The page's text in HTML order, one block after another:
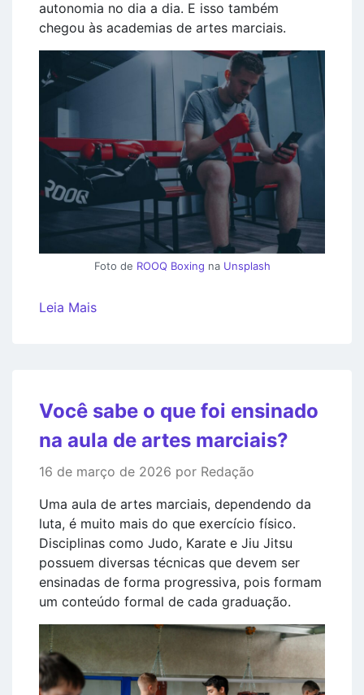
autonomia no dia a dia. E isso também
chegou às academias de artes marciais.
Foto de ROOQ Boxing na Unsplash
Leia Mais
Você sabe o que foi ensinado
na aula de artes marciais?
16 de março de 2026 por Redação
Uma aula de artes marciais, dependendo da
luta, é muito mais do que exercício físico.
Disciplinas como Judo, Karate e Jiu Jitsu
possuem diversas técnicas que devem ser
ensinadas de forma progressiva, pois formam
um conteúdo formal de cada graduação.